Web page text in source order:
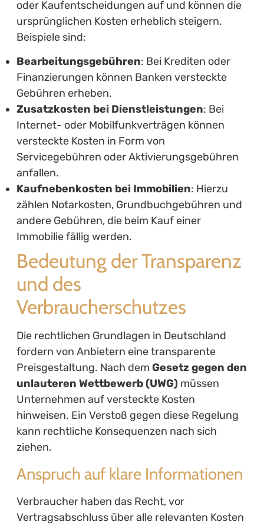
oder Kaufentscheidungen auf und können die
ursprünglichen Kosten erheblich steigern.
Beispiele sind:
Bearbeitungsgebühren: Bei Krediten oder
Finanzierungen können Banken versteckte
Gebühren erheben.
Zusatzkosten bei Dienstleistungen: Bei
Internet- oder Mobilfunkverträgen können
versteckte Kosten in Form von
Servicegebühren oder Aktivierungsgebühren
anfallen.
Kaufnebenkosten bei Immobilien: Hierzu
zählen Notarkosten, Grundbuchgebühren und
andere Gebühren, die beim Kauf einer
Immobilie fällig werden.
Bedeutung der Transparenz
und des
Verbraucherschutzes
Die rechtlichen Grundlagen in Deutschland
fordern von Anbietern eine transparente
Preisgestaltung. Nach dem Gesetz gegen den
unlauteren Wettbewerb (UWG)müssen
Unternehmen auf versteckte Kosten
hinweisen. Ein Verstoß gegen diese Regelung
kann rechtliche Konsequenzen nach sich
ziehen.
Anspruch auf klare Informationen
Verbraucher haben das Recht, vor
Vertragsabschluss über alle relevanten Kosten